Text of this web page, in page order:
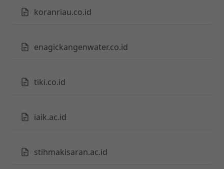
koranriau.co.id
enagickangenwater.co.id
tiki.co.id
iaik.ac.id
stihmakisaran.ac.id